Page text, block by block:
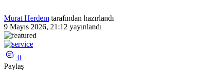
Murat Herdem tarafından hazırlandı
9 Mayıs 2026, 21:12 yayınlandı
0
Paylaş